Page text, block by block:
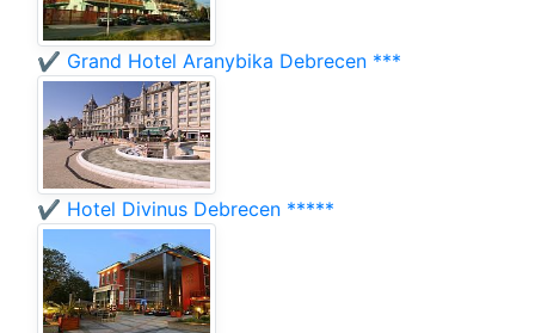
✔️ Grand Hotel Aranybika Debrecen ***
✔️ Hotel Divinus Debrecen *****